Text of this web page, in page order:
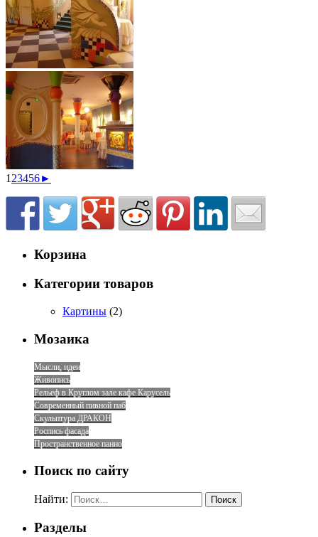
1 23456►
Корзина
Категории товаров
Картины (2)
Мозаика
Мысли, идеи
Живопись
Рельеф в Круглом зале кафе Карусель
Современный пивной паб
Скульптура ДРАКОН
Роспись фасада
Пространственное панно
Поиск по сайту
Найти:
Разделы